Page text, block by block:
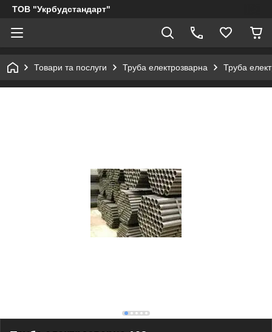
ТОВ "Укрбудстандарт"
Товари та послуги Труба електрозварна Труба